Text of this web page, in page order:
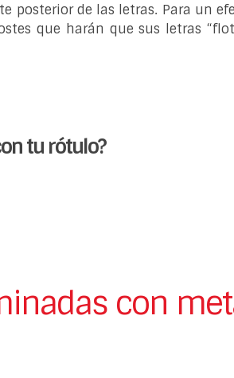
posterior de las letras. Para un
que harán que sus letras
tu rótulo?​
con